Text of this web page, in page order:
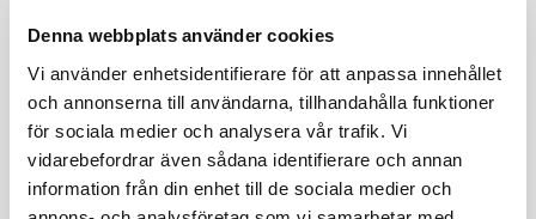
Denna webbplats använder cookies
Vi använder enhetsidentifierare för att anpassa innehållet
och annonserna till användarna, tillhandahålla funktioner
för sociala medier och analysera vår trafik. Vi
vidarebefordrar även sådana identifierare och annan
information från din enhet till de sociala medier och
Specifikation
Beskrivning
Art. nr:1025934